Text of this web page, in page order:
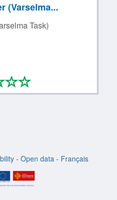
(Varselma...
Task)
***
0/4
- Open data - Français